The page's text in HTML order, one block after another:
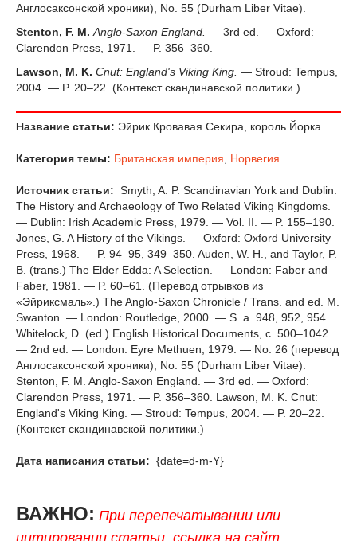
Англосаксонской хроники), No. 55 (Durham Liber Vitae).
Stenton, F. M. Anglo-Saxon England. — 3rd ed. — Oxford:
Clarendon Press, 1971. — P. 356–360.
Lawson, M. K. Cnut: England's Viking King. — Stroud: Tempus,
2004. — P. 20–22. (Контекст скандинавской политики.)
Название статьи: Эйрик Кровавая Секира, король Йорка
Категория темы: Британская империя Норвегия
Источник статьи: Smyth, A. P. Scandinavian York and Dublin:
The History and Archaeology of Two Related Viking Kingdoms.
— Dublin: Irish Academic Press, 1979. — Vol. II. — P. 155–190.
Jones, G. A History of the Vikings. — Oxford: Oxford University
Press, 1968. — P. 94–95, 349–350. Auden, W. H., and Taylor, P.
B. (trans.) The Elder Edda: A Selection. — London: Faber and
Faber, 1981. — P. 60–61. (Перевод отрывков из
«Эйриксмаль».) The Anglo-Saxon Chronicle / Trans. and ed. M.
Swanton. — London: Routledge, 2000. — S. a. 948, 952, 954.
Whitelock, D. (ed.) English Historical Documents, c. 500–1042.
— 2nd ed. — London: Eyre Methuen, 1979. — No. 26 (перевод
Англосаксонской хроники), No. 55 (Durham Liber Vitae).
Stenton, F. M. Anglo-Saxon England. — 3rd ed. — Oxford:
Clarendon Press, 1971. — P. 356–360. Lawson, M. K. Cnut:
England's Viking King. — Stroud: Tempus, 2004. — P. 20–22.
(Контекст скандинавской политики.)
Дата написания статьи: {date=d-m-Y}
ВАЖНО: При перепечатывании или
цитировании статьи, ссылка на сайт